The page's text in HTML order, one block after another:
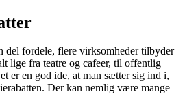
del fordele, flere virksomheder tilbyder
lige fra teatre og cafeer, til offentlig
er en god ide, at man sætter sig ind i,
Der kan nemlig være mange